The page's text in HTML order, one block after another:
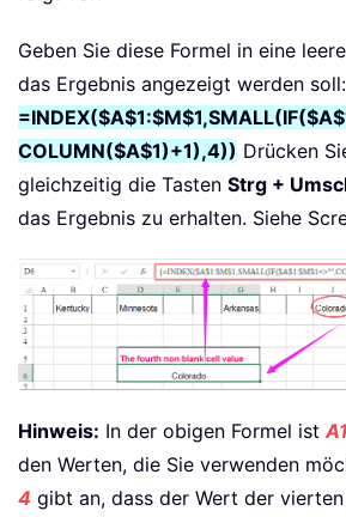
Geben Sie diese Formel in eine
das Ergebnis angezeigt werden soll:
COLUMN($A$1)+1),4)) Drücken
gleichzeitig die Tasten Strg +
das Ergebnis zu erhalten. Siehe
Hinweis: In der obigen Formel ist
den Werten, die Sie verwenden
4 gibt an, dass der Wert der